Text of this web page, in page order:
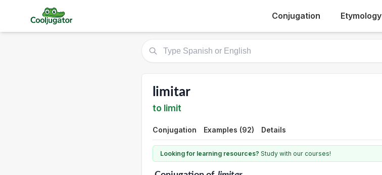
Conjugation Etymology
limitar
to limit
Conjugation Examples (92) Details
Looking for learning resources? Study with our courses!